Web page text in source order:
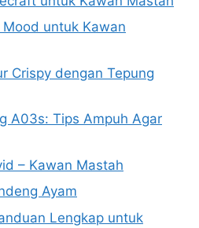
untuk Kawan
Crispy dengan Tepung
A03s: Tips Ampuh Agar
– Kawan Mastah
Ayam
Lengkap untuk